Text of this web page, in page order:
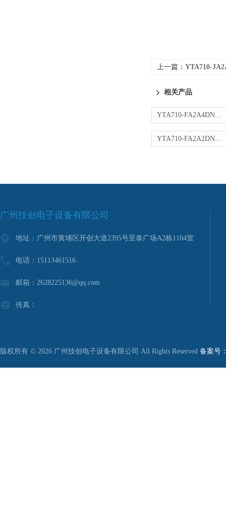
上一篇： YTA710-
相关产品
YTA710-FA2A4DN变送器
YTA710-FA2A2DN变送器
广州技创电子设备有限公司
地址：广州市黄埔区开创大道2395号至泰广场A2栋1104室
电话：15113461516
邮箱：2628225136@qq.com
传真：
版权所有 © 2026 广州技创电子设备有限公司 All Rights Reserved 备案号